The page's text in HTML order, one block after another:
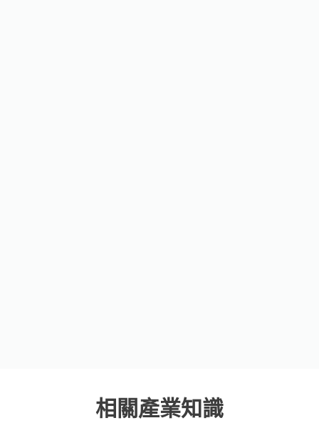
相關產業知識